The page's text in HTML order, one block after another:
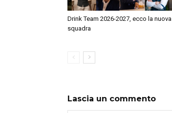
Drink Team 2026-2027, ecco la nuova
squadra
Lascia un commento